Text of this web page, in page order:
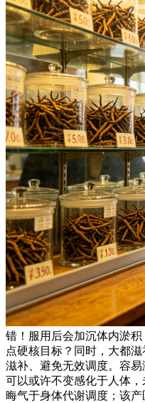
错！服用后会加沉体内淤
点硬核目标？同时，大都
滋补、避免无效调度。容
可以或许不变感化于人体
晦气于身体代谢调度；该